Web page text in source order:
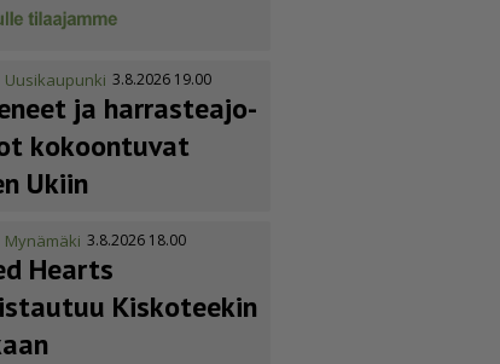
Uusikaupunki 3.8.2026 19.00
ja harras­te­a­jo­
kokoontuvat
Ukiin
Mynämäki 3.8.2026 18.00
Hearts
Kiskoteekin